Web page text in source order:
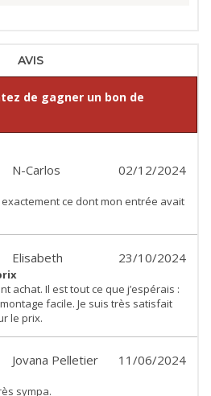
AVIS
de gagner un bon de
02/12/2024
N-Carlos
ce dont mon entrée avait
23/10/2024
Elisabeth
achat. Il est tout ce que j’espérais :
facile. Je suis très satisfait
le prix.
11/06/2024
Jovana Pelletier
sympa.